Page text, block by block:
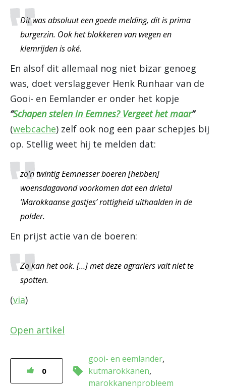
Dit was absoluut een goede melding, dit is prima
burgerzin. Ook het blokkeren van wegen en
klemrijden is oké.
En alsof dit allemaal nog niet bizar genoeg
was, doet verslaggever Henk Runhaar van de
Gooi- en Eemlander er onder het kopje
“Schapen stelen in Eemnes? Vergeet het maar”
(webcache) zelf ook nog een paar schepjes bij
op. Stellig weet hij te melden dat:
zo’n twintig Eemnesser boeren [hebben]
woensdagavond voorkomen dat een drietal
’Marokkaanse gastjes’ rottigheid uithaalden in de
polder.
En prijst actie van de boeren:
Zo kan het ook. […] met deze agrariërs valt niet te
spotten.
(via)
Open artikel
0
gooi- en eemlander
kutmarokkanen
marokkanenprobleem